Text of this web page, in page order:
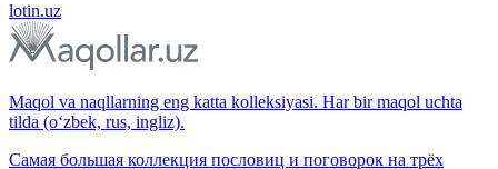
lotin.uz
Maqol va naqllarning eng katta kolleksiyasi. Har bir maqol uchta
tilda (o‘zbek, rus, ingliz).
Самая большая коллекция пословиц и поговорок на трёх